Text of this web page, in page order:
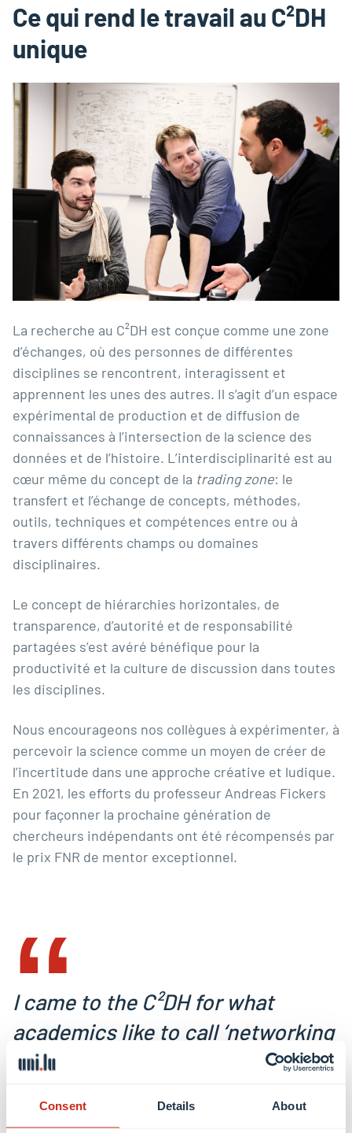
Consent Details About
Ce qui rend le travail au C²DH
unique
La recherche au C²DH est conçue comme une zone
d’échanges, où des personnes de différentes
disciplines se rencontrent, interagissent et
apprennent les unes des autres. Il s’agit d’un espace
expérimental de production et de diffusion de
connaissances à l’intersection de la science des
données et de l’histoire. L’interdisciplinarité est au
cœur même du concept de la trading zone: le
transfert et l’échange de concepts, méthodes,
outils, techniques et compétences entre ou à
travers différents champs ou domaines
disciplinaires.
Le concept de hiérarchies horizontales, de
transparence, d’autorité et de responsabilité
partagées s’est avéré bénéfique pour la
productivité et la culture de discussion dans toutes
les disciplines.
Nous encourageons nos collègues à expérimenter, à
percevoir la science comme un moyen de créer de
l’incertitude dans une approche créative et ludique.
En 2021, les efforts du professeur Andreas Fickers
pour façonner la prochaine génération de
chercheurs indépendants ont été récompensés par
le prix FNR de mentor exceptionnel.
‟
I came to the C²DH for what
academics like to call ‘networking
and scientific exchange’ and
community of genuinely curious,